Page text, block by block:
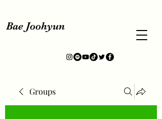
Bae Joohyun
Groups